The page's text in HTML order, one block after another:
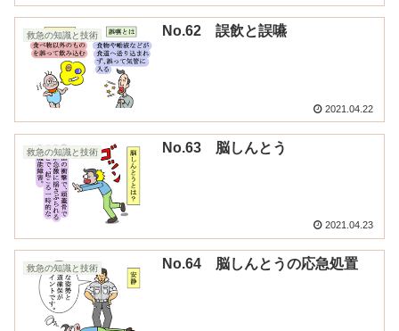
救急の知識と技術 No.62 誤飲と誤嚥
2021.04.22
救急の知識と技術 No.63 脳しんとう
2021.04.23
救急の知識と技術 No.64 脳しんとうの応急処置